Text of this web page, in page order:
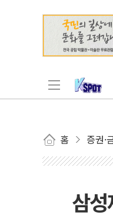
홈 증권·
삼